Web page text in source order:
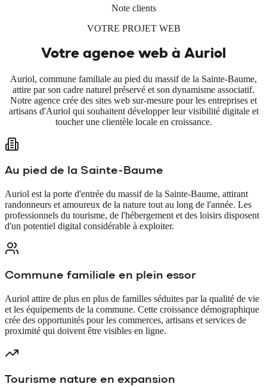
Note clients
VOTRE PROJET WEB
Votre agence web à Auriol
Auriol, commune familiale au pied du massif de la Sainte-Baume,
attire par son cadre naturel préservé et son dynamisme associatif.
Notre agence crée des sites web sur-mesure pour les entreprises et
artisans d'Auriol qui souhaitent développer leur visibilité digitale et
toucher une clientèle locale en croissance.
Au pied de la Sainte-Baume
Auriol est la porte d'entrée du massif de la Sainte-Baume, attirant
randonneurs et amoureux de la nature tout au long de l'année. Les
professionnels du tourisme, de l'hébergement et des loisirs disposent
d'un potentiel digital considérable à exploiter.
Commune familiale en plein essor
Auriol attire de plus en plus de familles séduites par la qualité de vie
et les équipements de la commune. Cette croissance démographique
crée des opportunités pour les commerces, artisans et services de
proximité qui doivent être visibles en ligne.
Tourisme nature en expansion